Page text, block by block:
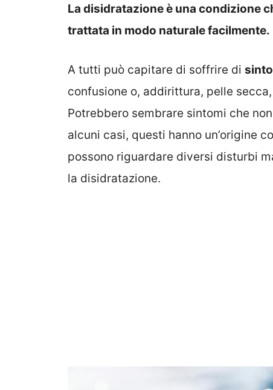
La disidratazione è una condizione
trattata in modo naturale facilmente.
A tutti può capitare di soffrire di
confusione o, addirittura, pelle
Potrebbero sembrare sintomi che
alcuni casi, questi hanno un’origine
possono riguardare diversi disturbi
la disidratazione.